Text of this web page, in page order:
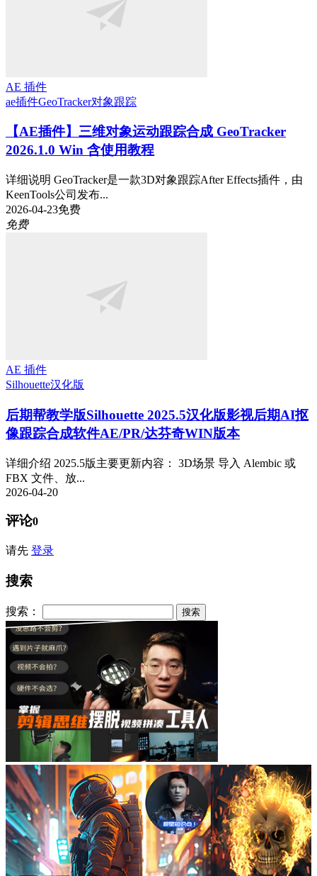
AE 插件
ae插件GeoTracker对象跟踪
【AE插件】三维对象运动跟踪合成 GeoTracker
2026.1.0 Win 含使用教程
详细说明 GeoTracker是一款3D对象跟踪After Effects插件，由
KeenTools公司发布...
2026-04-23免费
免费
AE 插件
Silhouette汉化版
后期帮教学版Silhouette 2025.5汉化版影视后期AI抠
像跟踪合成软件AE/PR/达芬奇WIN版本
详细介绍 2025.5版主要更新内容： 3D场景 导入 Alembic 或
FBX 文件、放...
2026-04-20
评论0
请先 登录
搜索
搜索：